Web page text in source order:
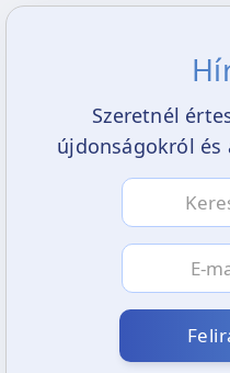
Szeretnél
újdonságokról és